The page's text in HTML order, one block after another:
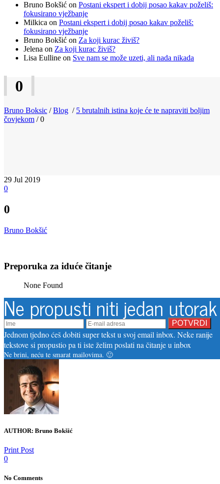
Bruno Bokšić on Postani ekspert i dobij posao kakav poželiš:
fokusirano vježbanje
Milkica on Postani ekspert i dobij posao kakav poželiš:
fokusirano vježbanje
Bruno Bokšić on Za koji kurac živiš?
Jelena on Za koji kurac živiš?
Lisa Eulline on Sve nam se može uzeti, ali nada nikada
0
Bruno Boksic /Blog / 5 brutalnih istina koje će te napraviti boljim
čovjekom /0
29 Jul 2019
0
0
Bruno Bokšić
Preporuka za iduće čitanje
None Found
Ne propusti niti jedan utorak
Jednom tjedno ćeš dobiti super tekst u svoj email inbox. Neke ranije
tekstove si propustio pa ti iste želim poslati na čitanje u inbox
Ne brini, neću te smarat mailovima. 🙂
AUTHOR: Bruno Bokšić
Print Post
0
No Comments